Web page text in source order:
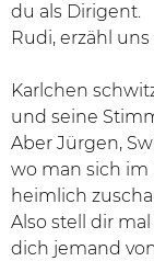
du als Dirigent.
Rudi, erzähl
Karlchen
und seine
Aber Jürgen,
wo man sich im
heimlich
Also stell dir
dich jemand